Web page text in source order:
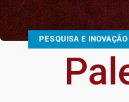
PESQUISA E INOVAÇÃO